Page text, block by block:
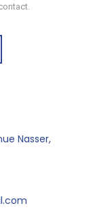
Nasser,